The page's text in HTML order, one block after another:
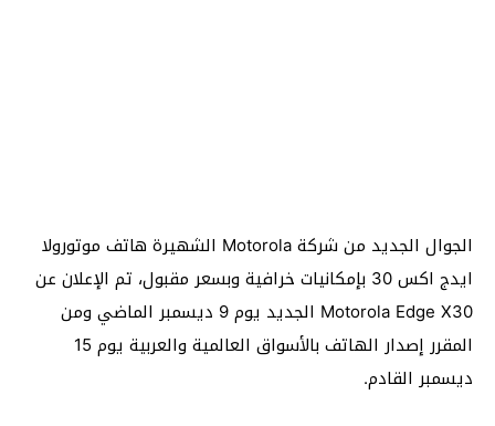
الجوال الجديد من شركة Motorola الشهيرة هاتف موتورولا
ايدج اكس 30 بإمكانيات خرافية وبسعر مقبول، تم الإعلان عن
Motorola Edge X30 الجديد يوم 9 ديسمبر الماضي ومن
المقرر إصدار الهاتف بالأسواق العالمية والعربية يوم 15
ديسمبر القادم.